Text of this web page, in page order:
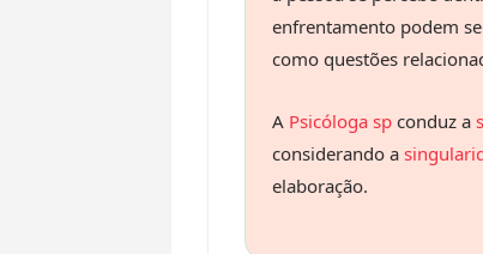
enfrentamento podem
como questões
A Psicóloga sp conduz a
considerando a
elaboração.